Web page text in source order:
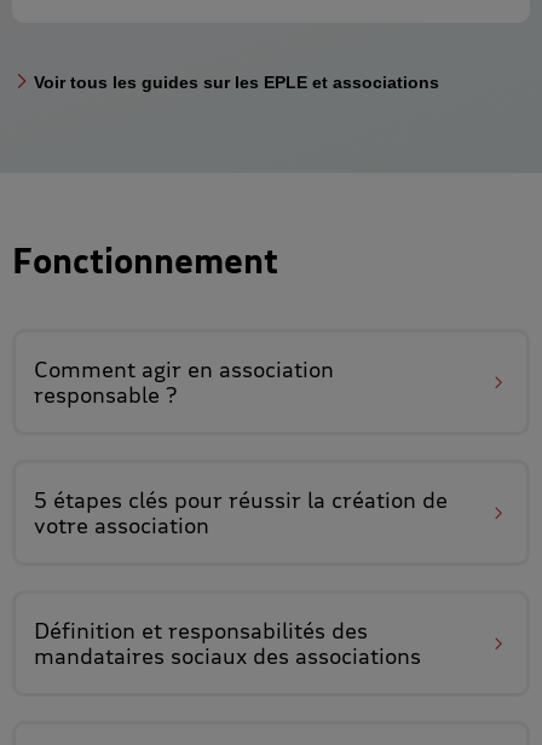
Voir tous les guides sur les EPLE et associations
Fonctionnement
Comment agir en association
responsable ?
5 étapes clés pour réussir la création de
votre association
Définition et responsabilités des
mandataires sociaux des associations